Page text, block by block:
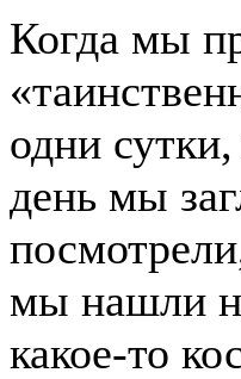
Когда мы
одни
день мы
мы нашли
какое-то